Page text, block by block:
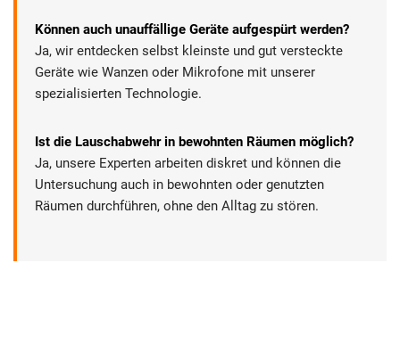
Können auch unauffällige Geräte aufgespürt werden?
Ja, wir entdecken selbst kleinste und gut versteckte
Geräte wie Wanzen oder Mikrofone mit unserer
spezialisierten Technologie.
Ist die Lauschabwehr in bewohnten Räumen möglich?
Ja, unsere Experten arbeiten diskret und können die
Untersuchung auch in bewohnten oder genutzten
Räumen durchführen, ohne den Alltag zu stören.